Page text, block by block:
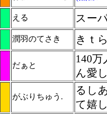
える スー
潤羽のてさき きｔ
だぁと
140
ん愛
がぶりちゅう.
るし
て嬉